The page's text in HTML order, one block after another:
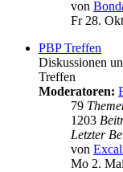
von
Fr 28.
PBP Treffen
Diskussionen
Treffen
Moderatoren:
79
1203
Letzter
von
Mo 2.